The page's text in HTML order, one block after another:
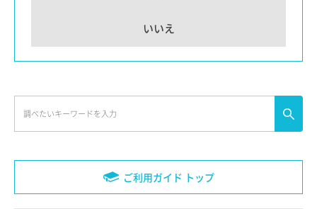
ご利用ガイド トップ
いいえ